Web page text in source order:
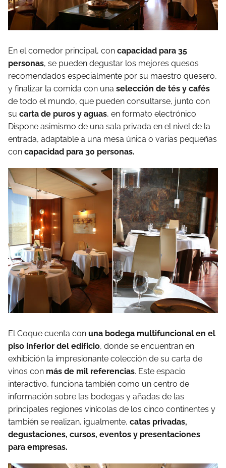
En el comedor principal, con capacidad para 35
personas, se pueden degustar los mejores quesos
recomendados especialmente por su maestro quesero,
y finalizar la comida con una selección de tés y cafés
de todo el mundo, que pueden consultarse, junto con
su carta de puros y aguas, en formato electrónico.
Dispone asimismo de una sala privada en el nivel de la
entrada, adaptable a una mesa única o varias pequeñas
con capacidad para 30 personas.
El Coque cuenta con una bodega multifuncional en el
piso inferior del edificio, donde se encuentran en
exhibición la impresionante colección de su carta de
vinos con más de mil referencias. Este espacio
interactivo, funciona también como un centro de
información sobre las bodegas y añadas de las
principales regiones vinícolas de los cinco continentes y
también se realizan, igualmente, catas privadas,
degustaciones, cursos, eventos y presentaciones
para empresas.